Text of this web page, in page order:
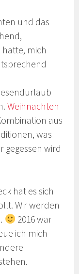
und das
hatte, mich
Weihnachten
aus
was
gegessen wird
hat es sich
Wir werden
2016 war
ich mich